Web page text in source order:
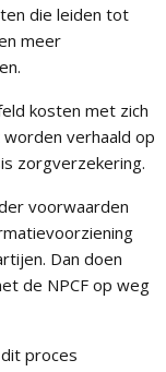
die leiden tot
meer
kosten met zich
verhaald op
zorgverzekering.
voorwaarden
Dan doen
de NPCF op weg
proces